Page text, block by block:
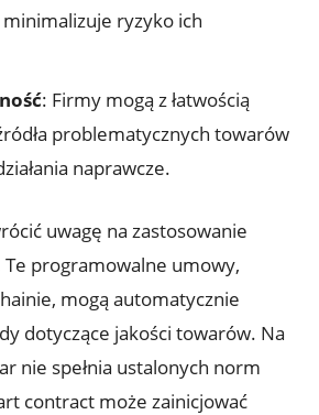
ryzyko ich
: ‌Firmy mogą z łatwością
problematycznych towarów
naprawcze.
uwagę na zastosowanie
Te programowalne umowy,
mogą⁤ automatycznie
dotyczące jakości towarów. Na
nie spełnia ustalonych norm
contract może zainicjować